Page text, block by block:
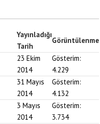
Yayınladığı
Tarih
Görüntülenme
23 Ekim
2014
Gösterim:
4.229
31 Mayıs
2014
Gösterim:
4.132
3 Mayıs
2014
Gösterim:
3.734